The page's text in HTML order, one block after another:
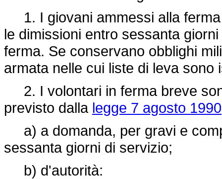
1. I giovani ammessi alla
le dimissioni entro sessanta
ferma. Se conservano obblighi
armata nelle cui liste di leva sono
2. I volontari in ferma breve
previsto dalla legge 7 agosto
a) a domanda, per gravi e
sessanta giorni di servizio;
b) d'autorità: